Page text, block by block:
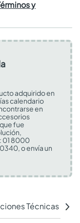
y
adquirido en
calendario
en
fue
01 8000
o envía un
Técnicas